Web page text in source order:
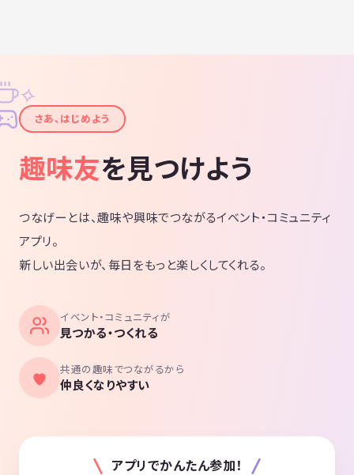
✦
✧
さあ、はじめよう
趣味友を見つけよう
つなげーとは、趣味や興味でつながるイベント・コミュニティ
アプリ。
新しい出会いが、毎日をもっと楽しくしてくれる。
イベント・コミュニティが
見つかる・つくれる
共通の趣味でつながるから
仲良くなりやすい
アプリでかんたん参加！